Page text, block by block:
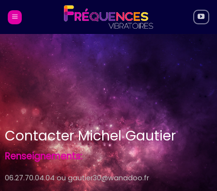
Contacter Michel Gautier
Renseignements:
06.27.70.04.04 ou gautier30@wanadoo.fr